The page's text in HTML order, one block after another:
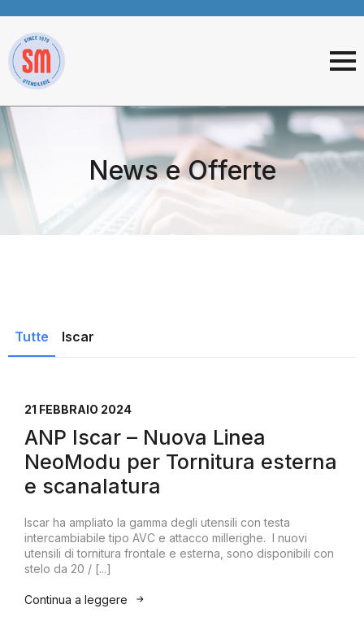
News e Offerte
Tutte Iscar
ANP Iscar – Nuova Linea
NeoModu per Tornitura esterna
e scanalatura
21 FEBBRAIO 2024
Iscar ha ampliato la gamma degli utensili con testa
intercambiabile tipo AVC e attacco millerighe. I nuovi
utensili di tornitura frontale e esterna, sono disponibili con
stelo da 20 / [...]
Continua a leggere